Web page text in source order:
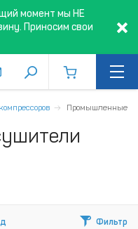
момент мы НЕ
Приносим свои
Промышленные
Фильтр